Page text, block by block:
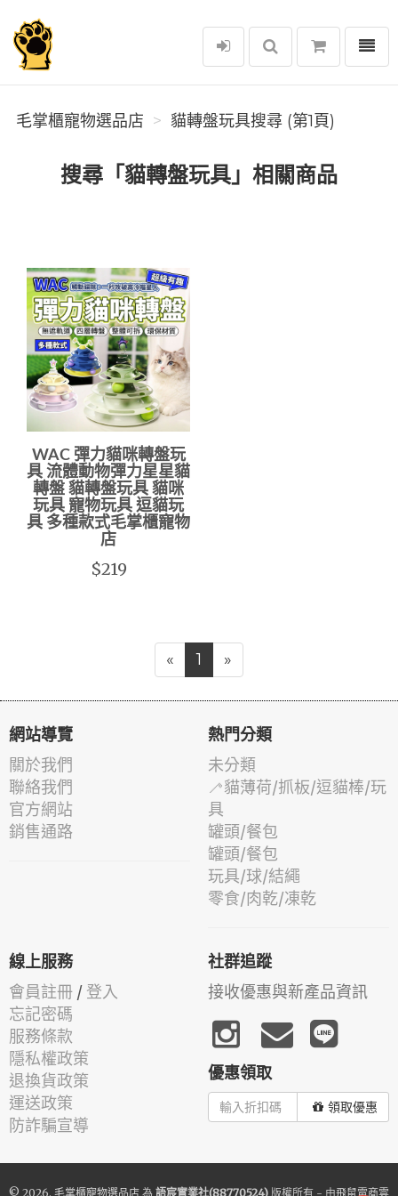
毛掌櫃寵物選品店
選單
毛掌櫃寵物選品店 貓轉盤玩具搜尋 (第1頁)
搜尋「貓轉盤玩具」相關商品
WAC 彈力貓咪轉盤玩
具 流體動物彈力星星貓
轉盤 貓轉盤玩具 貓咪
玩具 寵物玩具 逗貓玩
具 多種款式毛掌櫃寵物
店
$219
« 1 »
網站導覽
關於我們
聯絡我們
官方網站
銷售通路
熱門分類
未分類
🦯貓薄荷/抓板/逗貓棒/玩
具
罐頭/餐包
罐頭/餐包
玩具/球/結繩
零食/肉乾/凍乾
線上服務
會員註冊 / 登入
忘記密碼
服務條款
隱私權政策
退換貨政策
運送政策
防詐騙宣導
社群追蹤
接收優惠與新產品資訊
優惠領取
領取優惠
© 2026. 毛掌櫃寵物選品店 為 語宸實業社(88770524) 版權所有 - 由飛鼠電商雲